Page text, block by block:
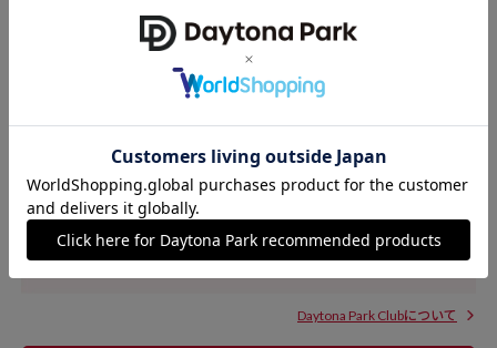
Daytona Park Clubについて